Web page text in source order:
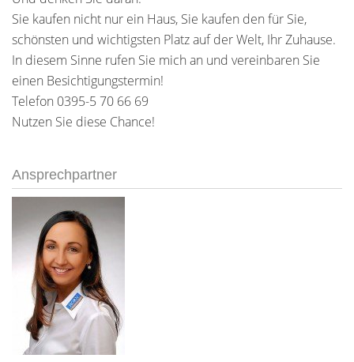
Sie kaufen nicht nur ein Haus, Sie kaufen den für Sie,
schönsten und wichtigsten Platz auf der Welt, Ihr Zuhause.
In diesem Sinne rufen Sie mich an und vereinbaren Sie
einen Besichtigungstermin!
Telefon 0395-5 70 66 69
Nutzen Sie diese Chance!
Ansprechpartner